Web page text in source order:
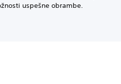
uspešne obrambe.